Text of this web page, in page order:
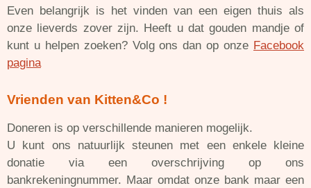
Even belangrijk is het vinden van een eigen thuis als
onze lieverds zover zijn. Heeft u dat gouden mandje of
kunt u helpen zoeken? Volg ons dan op onze Facebook
pagina
Vrienden van Kitten&Co !
Doneren is op verschillende manieren mogelijk.
U kunt ons natuurlijk steunen met een enkele kleine
donatie via een overschrijving op ons
bankrekeningnummer. Maar omdat onze bank maar een